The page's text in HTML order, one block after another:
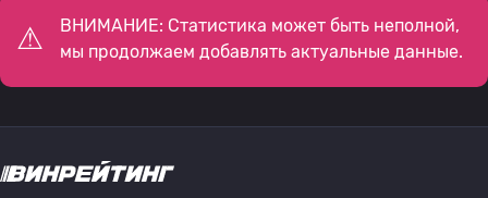
ВНИМАНИЕ: Статистика может быть неполной,
мы продолжаем добавлять актуальные данные.